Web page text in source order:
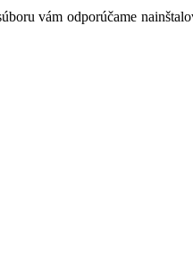
vám odporúčame